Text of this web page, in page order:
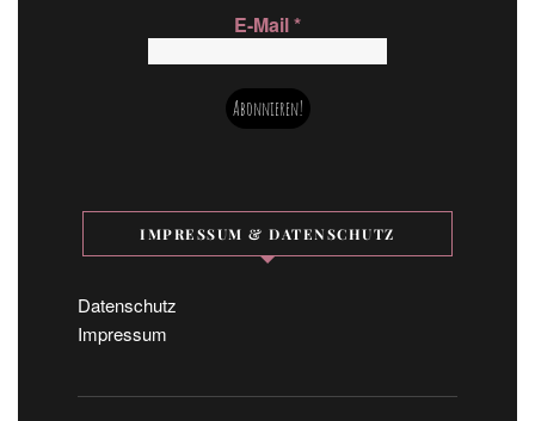
E-Mail*
IMPRESSUM & DATENSCHUTZ
Datenschutz
Impressum